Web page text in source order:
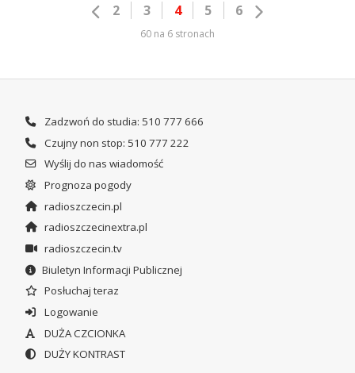
2 3 4 5 6
60 na 6 stronach
Zadzwoń do studia: 510 777 666
Czujny non stop: 510 777 222
Wyślij do nas wiadomość
Prognoza pogody
radioszczecin.pl
radioszczecinextra.pl
radioszczecin.tv
Biuletyn Informacji Publicznej
Posłuchaj teraz
Logowanie
DUŻA CZCIONKA
DUŻY KONTRAST